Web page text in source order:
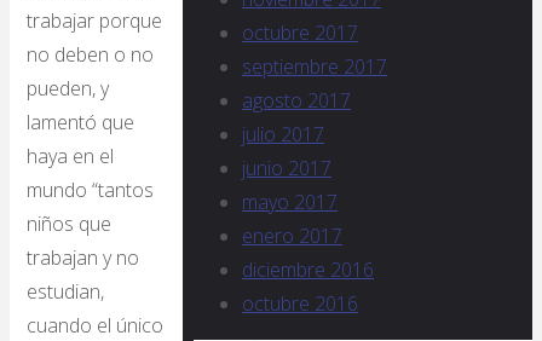
trabajar porque
no deben o no
pueden, y
lamentó que
haya en el
mundo “tantos
niños que
trabajan y no
estudian,
cuando el único
octubre 2017
septiembre 2017
agosto 2017
julio 2017
junio 2017
mayo 2017
enero 2017
diciembre 2016
octubre 2016